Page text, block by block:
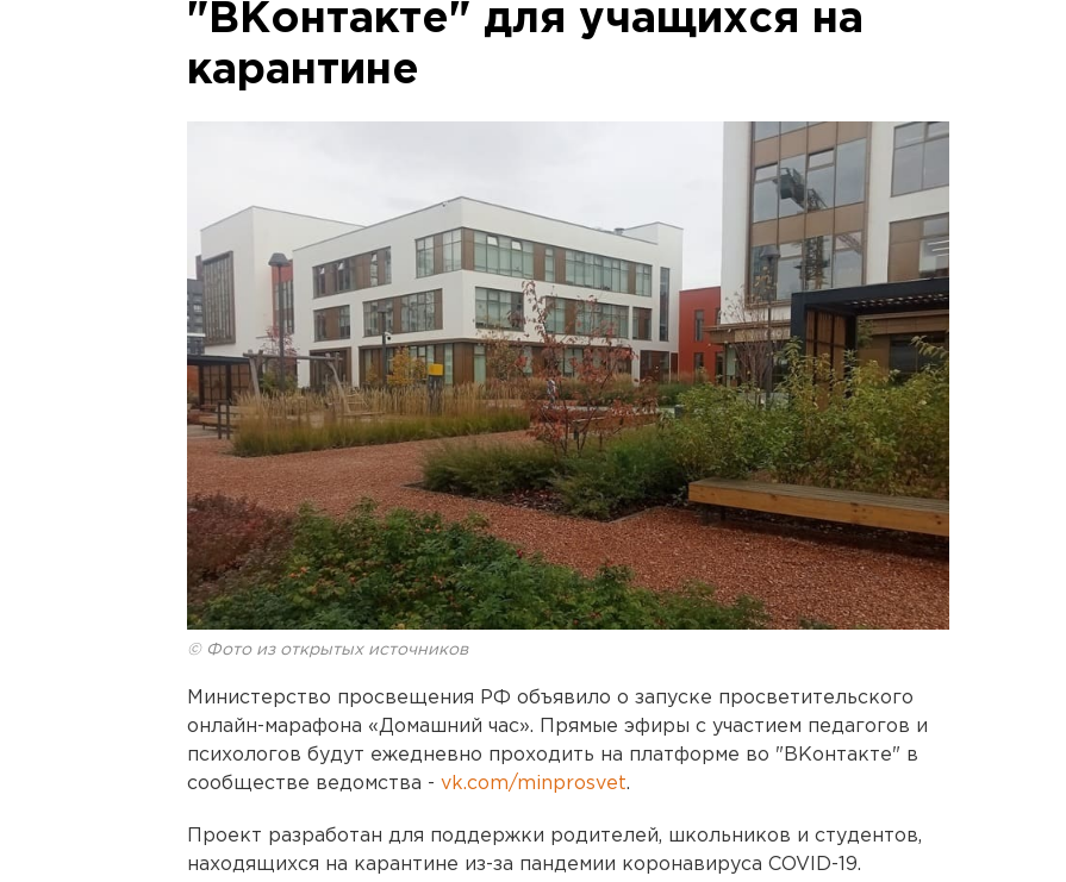
"ВКонтакте" для учащихся на
карантине
© Фото из открытых источников
Министерство просвещения РФ объявило о запуске просветительского
онлайн-марафона «Домашний час». Прямые эфиры с участием педагогов и
психологов будут ежедневно проходить на платформе во "ВКонтакте" в
сообществе ведомства - vk.com/minprosvet.
Проект разработан для поддержки родителей, школьников и студентов,
находящихся на карантине из-за пандемии коронавируса COVID-19.